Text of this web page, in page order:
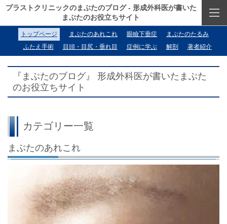
プラストクリニックのまぶたのブログ - 形成外科医が書いた
まぶたのお役立ちサイト
トップページ まぶたのあれこれ 眼瞼下垂症
まぶたのたるみ
ふたえ手術
目頭・目尻・垂れ目 症例に学ぶ 解剖 著者紹介
『まぶたのブログ』
形成外科医が書いたまぶた
のお役立ちサイト
カテゴリー一覧
まぶたのあれこれ